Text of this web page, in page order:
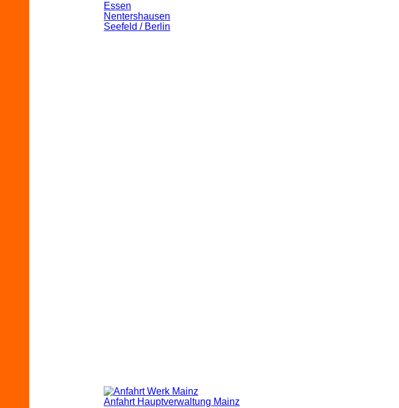
Essen
Nentershausen
Seefeld / Berlin
Anfahrt Hauptverwaltung Mainz